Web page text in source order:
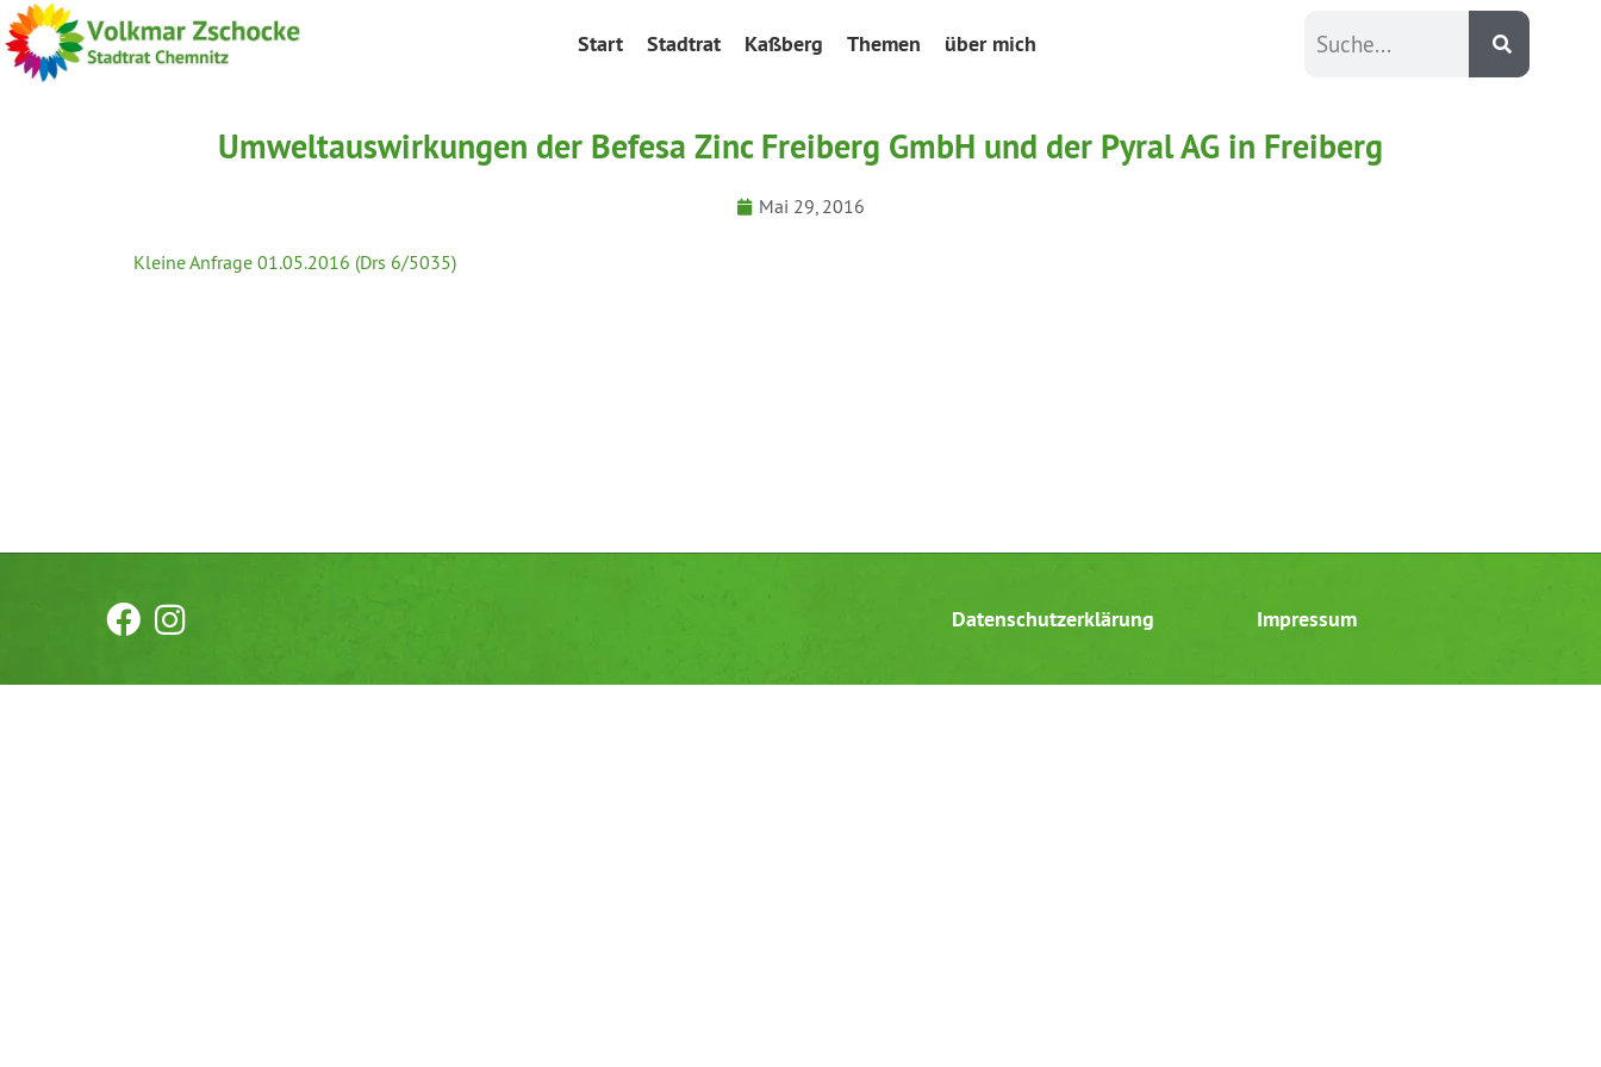
Start Stadtrat Kaßberg Themen über mich
Umweltauswirkungen der Befesa Zinc Freiberg GmbH und der Pyral AG in Freiberg
Mai 29, 2016
Kleine Anfrage 01.05.2016 (Drs 6/5035)
Datenschutzerklärung Impressum